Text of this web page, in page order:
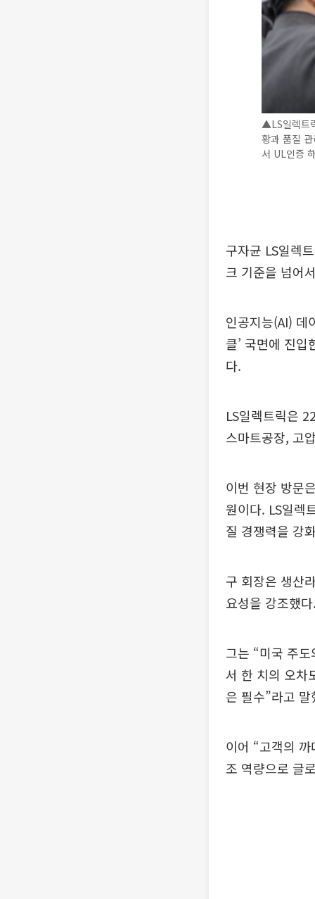
▲LS일렉트
황과 품질
서 UL인증
구자균 LS일렉
크 기준을 넘어
인공지능(AI) 데
클’ 국면에 진
다.
LS일렉트릭은
스마트공장, 고
이번 현장 방문
원이다. LS일렉
질 경쟁력을 강
구 회장은 생산
요성을 강조했
그는 “미국 주
서 한 치의 오차
은 필수”라고 말
이어 “고객의
조 역량으로 글